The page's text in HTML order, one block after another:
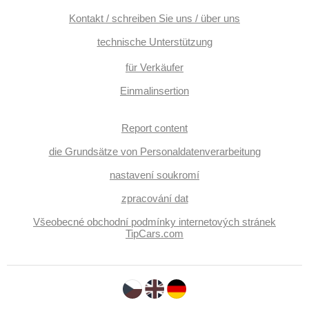
Kontakt / schreiben Sie uns / über uns
technische Unterstützung
für Verkäufer
Einmalinsertion
Report content
die Grundsätze von Personaldatenverarbeitung
nastavení soukromí
zpracování dat
Všeobecné obchodní podmínky internetových stránek
TipCars.com